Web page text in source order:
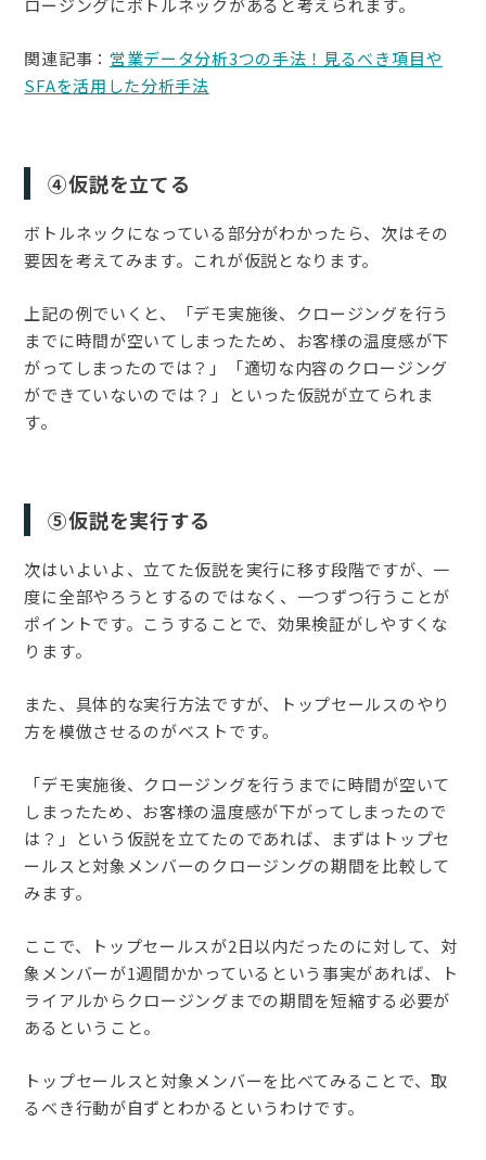
関連記事： 営業データ分析3つの手法！見るべき項目や
SFAを活用した分析手法
④仮説を立てる
ボトルネックになっている部分がわかったら、次はその
要因を考えてみます。これが仮説となります。
上記の例でいくと、「デモ実施後、クロージングを行う
までに時間が空いてしまったため、お客様の温度感が下
がってしまったのでは？」「適切な内容のクロージング
ができていないのでは？」といった仮説が立てられま
す。
⑤仮説を実行する
次はいよいよ、立てた仮説を実行に移す段階ですが、一
度に全部やろうとするのではなく、一つずつ行うことが
ポイントです。こうすることで、効果検証がしやすくな
ります。
また、具体的な実行方法ですが、トップセールスのやり
方を模倣させるのがベストです。
「デモ実施後、クロージングを行うまでに時間が空いて
しまったため、お客様の温度感が下がってしまったので
は？」という仮説を立てたのであれば、まずはトップセ
ールスと対象メンバーのクロージングの期間を比較して
みます。
ここで、トップセールスが2日以内だったのに対して、対
象メンバーが1週間かかっているという事実があれば、ト
ライアルからクロージングまでの期間を短縮する必要が
あるということ。
トップセールスと対象メンバーを比べてみることで、取
るべき行動が自ずとわかるというわけです。